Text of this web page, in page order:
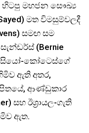
හිටපු මහජන සෞඛ්‍ය
මත විමසුම්වලදී
සමඟ සම
(Bernie
කෝටෙස්ගේ
ඇති අතර,
ආණ්ඩුකාර
සහ ඊශ්‍රායල-ගැති
ඇත.